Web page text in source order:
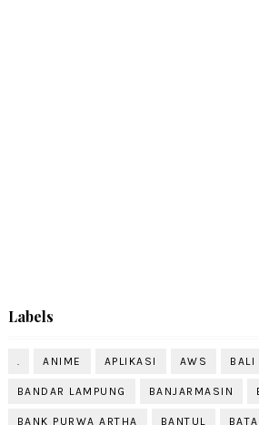
Labels
. ANIME APLIKASI AWS BALI
BANDAR LAMPUNG BANJARMASIN
BANK PURWA ARTHA BANTUL